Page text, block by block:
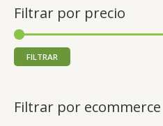
Filtrar por precio
FILTRAR
Filtrar por ecommerce